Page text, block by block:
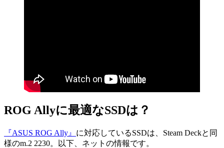
ROG Allyに最適なSSDは？
『ASUS ROG Ally』 に対応しているSSDは、Steam Deckと同
様のm.2 2230。以下、ネットの情報です。